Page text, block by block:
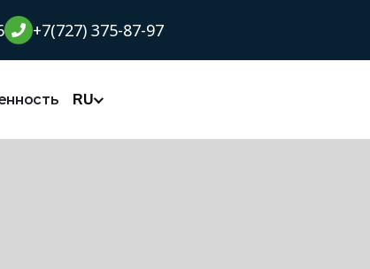
+7(727) 375-87-97
RU